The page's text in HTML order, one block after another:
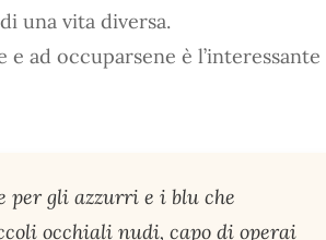
una vita diversa.
ad occuparsene è l’interessante
per gli azzurri e i blu che
occhiali nudi, capo di operai